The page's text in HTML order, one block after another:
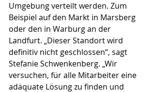
Umgebung verteilt werden. Zum
Beispiel auf den Markt in Marsberg
oder den in Warburg an der
Landfurt. „Dieser Standort wird
definitiv nicht geschlossen“, sagt
Stefanie Schwenkenberg. „Wir
versuchen, für alle Mitarbeiter eine
adäquate Lösung zu finden und